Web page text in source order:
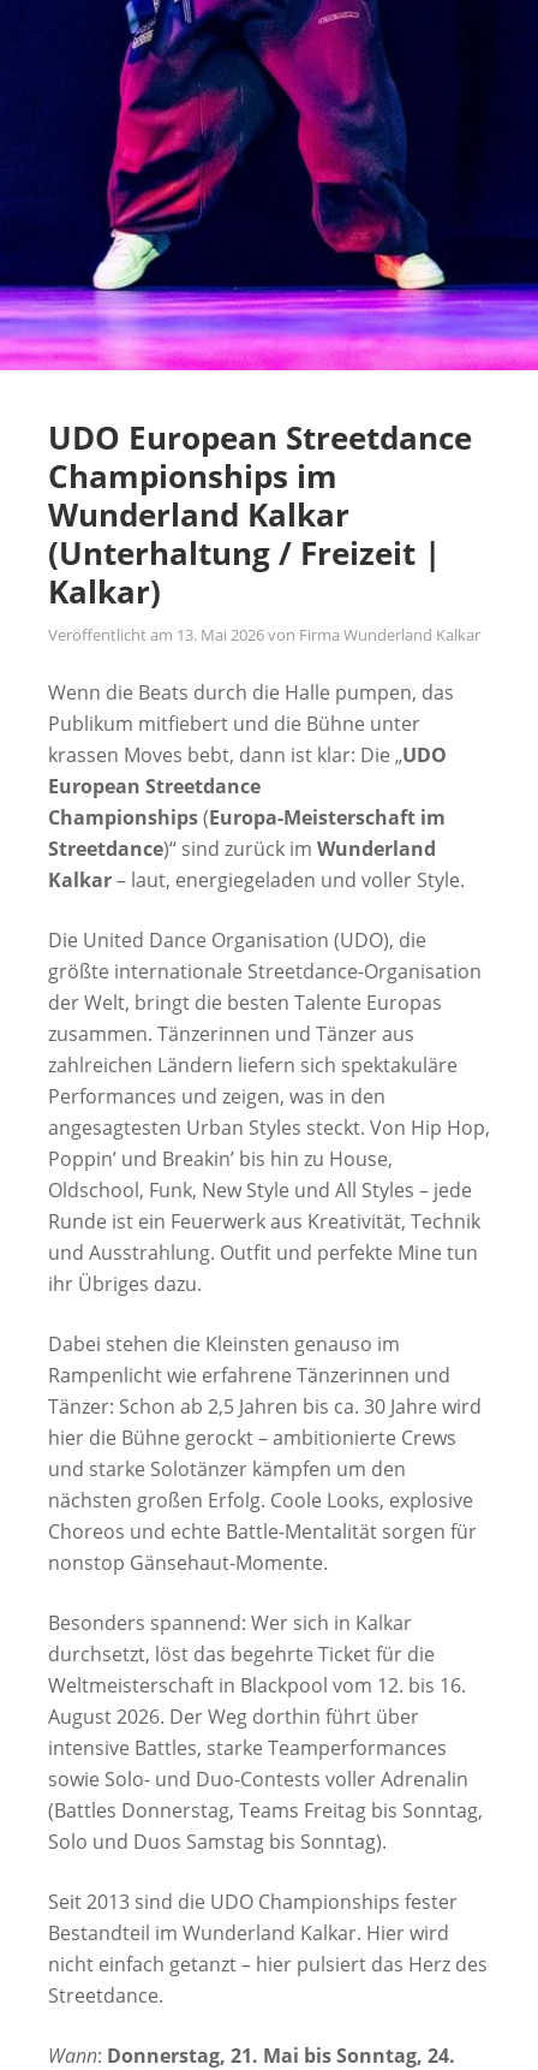
UDO European Streetdance
Championships im
Wunderland Kalkar
(Unterhaltung / Freizeit |
Kalkar)
Veröffentlicht am 13. Mai 2026von Firma Wunderland Kalkar
Wenn die Beats durch die Halle pumpen, das
Publikum mitfiebert und die Bühne unter
krassen Moves bebt, dann ist klar: Die „UDO
European Streetdance
Championships(Europa-Meisterschaft im
Streetdance)“ sind zurück im Wunderland
Kalkar– laut, energiegeladen und voller Style.
Die United Dance Organisation (UDO), die
größte internationale Streetdance-Organisation
der Welt, bringt die besten Talente Europas
zusammen. Tänzerinnen und Tänzer aus
zahlreichen Ländern liefern sich spektakuläre
Performances und zeigen, was in den
angesagtesten Urban Styles steckt. Von Hip Hop,
Poppin’ und Breakin’ bis hin zu House,
Oldschool, Funk, New Style und All Styles – jede
Runde ist ein Feuerwerk aus Kreativität, Technik
und Ausstrahlung. Outfit und perfekte Mine tun
ihr Übriges dazu.
Dabei stehen die Kleinsten genauso im
Rampenlicht wie erfahrene Tänzerinnen und
Tänzer: Schon ab 2,5 Jahren bis ca. 30 Jahre wird
hier die Bühne gerockt – ambitionierte Crews
und starke Solotänzer kämpfen um den
nächsten großen Erfolg. Coole Looks, explosive
Choreos und echte Battle-Mentalität sorgen für
nonstop Gänsehaut-Momente.
Besonders spannend: Wer sich in Kalkar
durchsetzt, löst das begehrte Ticket für die
Weltmeisterschaft in Blackpool vom 12. bis 16.
August 2026. Der Weg dorthin führt über
intensive Battles, starke Teamperformances
sowie Solo- und Duo-Contests voller Adrenalin
(Battles Donnerstag, Teams Freitag bis Sonntag,
Solo und Duos Samstag bis Sonntag).
Seit 2013 sind die UDO Championships fester
Bestandteil im Wunderland Kalkar. Hier wird
nicht einfach getanzt – hier pulsiert das Herz des
Streetdance.
Wann: Donnerstag, 21. Mai bis Sonntag, 24.